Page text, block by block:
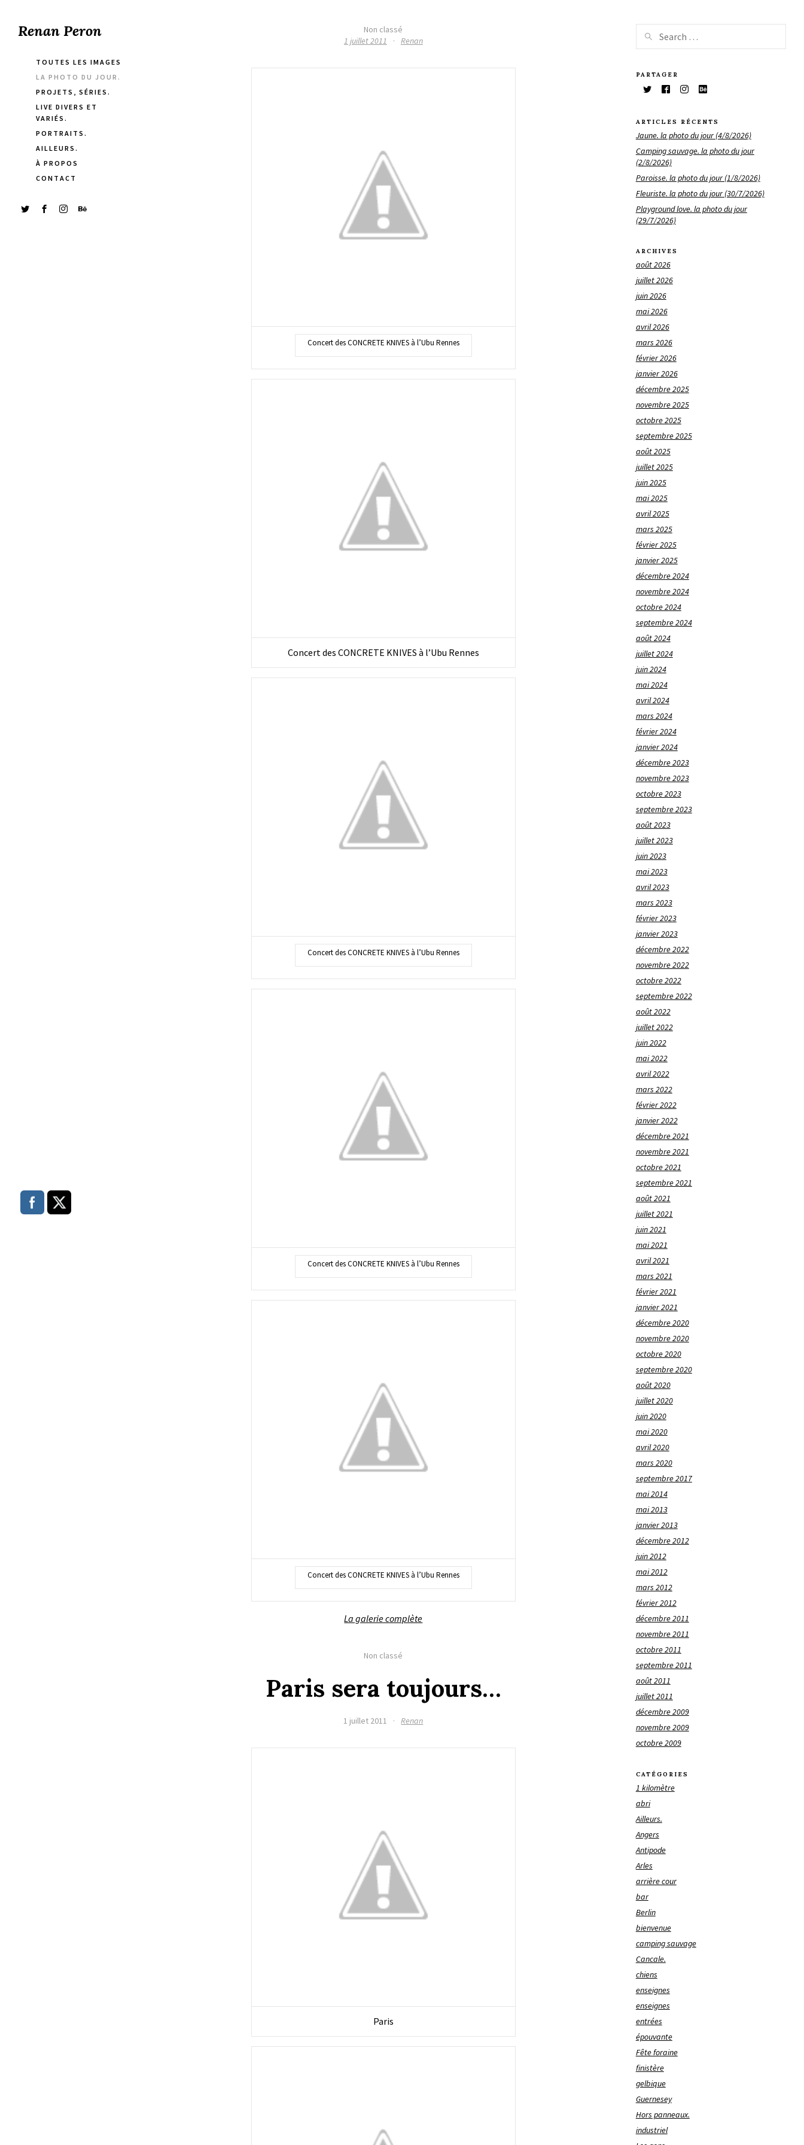
Renan Peron
TOUTES LES IMAGES
LA PHOTO DU JOUR.
PROJETS, SÉRIES.
LIVE DIVERS ET
VARIÉS.
PORTRAITS.
AILLEURS.
À PROPOS
CONTACT
Non classé
1 juillet 2011
· Renan
Concert des CONCRETE KNIVES à l’Ubu Rennes
Concert des CONCRETE KNIVES à l’Ubu Rennes
Concert des CONCRETE KNIVES à l’Ubu Rennes
Concert des CONCRETE KNIVES à l’Ubu Rennes
Concert des CONCRETE KNIVES à l’Ubu Rennes
La galerie complète
Non classé
Paris sera toujours…
1 juillet 2011 · Renan
Paris
PARTAGER
ARTICLES RÉCENTS
Jaune. la photo du jour (4/8/2026)
Camping sauvage. la photo du jour
(2/8/2026)
Paroisse. la photo du jour (1/8/2026)
Fleuriste. la photo du jour (30/7/2026)
Playground love. la photo du jour
(29/7/2026)
ARCHIVES
août 2026
juillet 2026
juin 2026
mai 2026
avril 2026
mars 2026
février 2026
janvier 2026
décembre 2025
novembre 2025
octobre 2025
septembre 2025
août 2025
juillet 2025
juin 2025
mai 2025
avril 2025
mars 2025
février 2025
janvier 2025
décembre 2024
novembre 2024
octobre 2024
septembre 2024
août 2024
juillet 2024
juin 2024
mai 2024
avril 2024
mars 2024
février 2024
janvier 2024
décembre 2023
novembre 2023
octobre 2023
septembre 2023
août 2023
juillet 2023
juin 2023
mai 2023
avril 2023
mars 2023
février 2023
janvier 2023
décembre 2022
novembre 2022
octobre 2022
septembre 2022
août 2022
juillet 2022
juin 2022
mai 2022
avril 2022
mars 2022
février 2022
janvier 2022
décembre 2021
novembre 2021
octobre 2021
septembre 2021
août 2021
juillet 2021
juin 2021
mai 2021
avril 2021
mars 2021
février 2021
janvier 2021
décembre 2020
novembre 2020
octobre 2020
septembre 2020
août 2020
juillet 2020
juin 2020
mai 2020
avril 2020
mars 2020
septembre 2017
mai 2014
mai 2013
janvier 2013
décembre 2012
juin 2012
mai 2012
mars 2012
février 2012
décembre 2011
novembre 2011
octobre 2011
septembre 2011
août 2011
juillet 2011
décembre 2009
novembre 2009
octobre 2009
CATÉGORIES
1 kilomètre
abri
Ailleurs.
Angers
Antipode
Arles
arrière cour
bar
Berlin
bienvenue
camping sauvage
Cancale.
chiens
enseignes
enseignes
entrées
épouvante
Fête foraine
finistère
gelbique
Guernesey
Hors panneaux.
industriel